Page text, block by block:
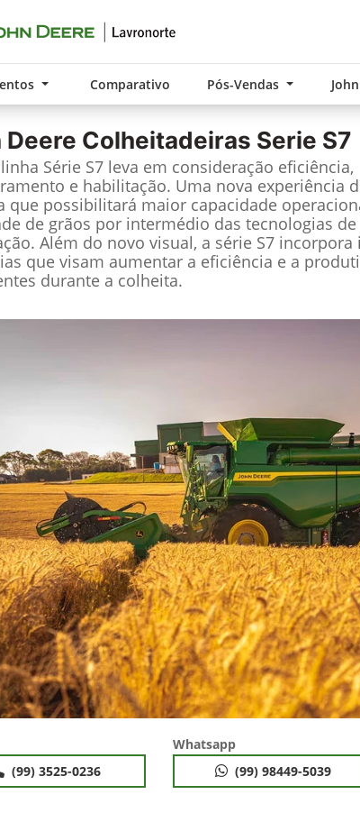
Comparativo Pós-Vendas
Deere Colheitadeiras Serie S7
Série S7 leva em consideração eficiência,
e habilitação. Uma nova experiência
que possibilitará maior capacidade
de grãos por intermédio das tecnologias de
Além do novo visual, a série S7 incorpora
que visam aumentar a eficiência e a
durante a colheita.
(99) 3525-0236
Whatsapp
(99) 98449-5039